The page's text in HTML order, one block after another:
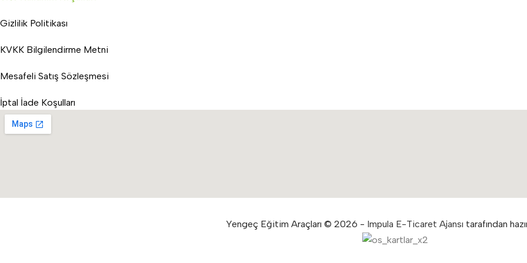
Gizlilik Politikası
KVKK Bilgilendirme Metni
Mesafeli Satış Sözleşmesi
İptal İade Koşulları
Yengeç Eğitim Araçları © 2026 - Impula E-Ticaret Ajansı tarafından